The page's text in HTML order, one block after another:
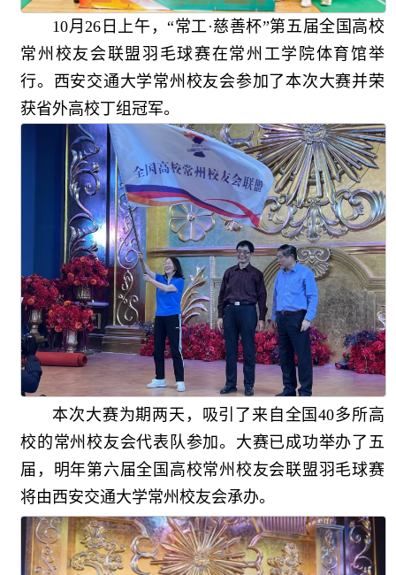
10月26日上午，“常工·慈善杯”第五届全国高校
常州校友会联盟羽毛球赛在常州工学院体育馆举
行。西安交通大学常州校友会参加了本次大赛并荣
获省外高校丁组冠军。
本次大赛为期两天，吸引了来自全国40多所高
校的常州校友会代表队参加。大赛已成功举办了五
届，明年第六届全国高校常州校友会联盟羽毛球赛
将由西安交通大学常州校友会承办。